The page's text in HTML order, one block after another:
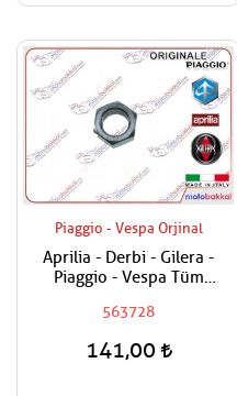
Piaggio - Vespa Orjinal
Aprilia - Derbi - Gilera -
Piaggio - Vespa Tüm
Tekerlek Somunu
563728
141,00